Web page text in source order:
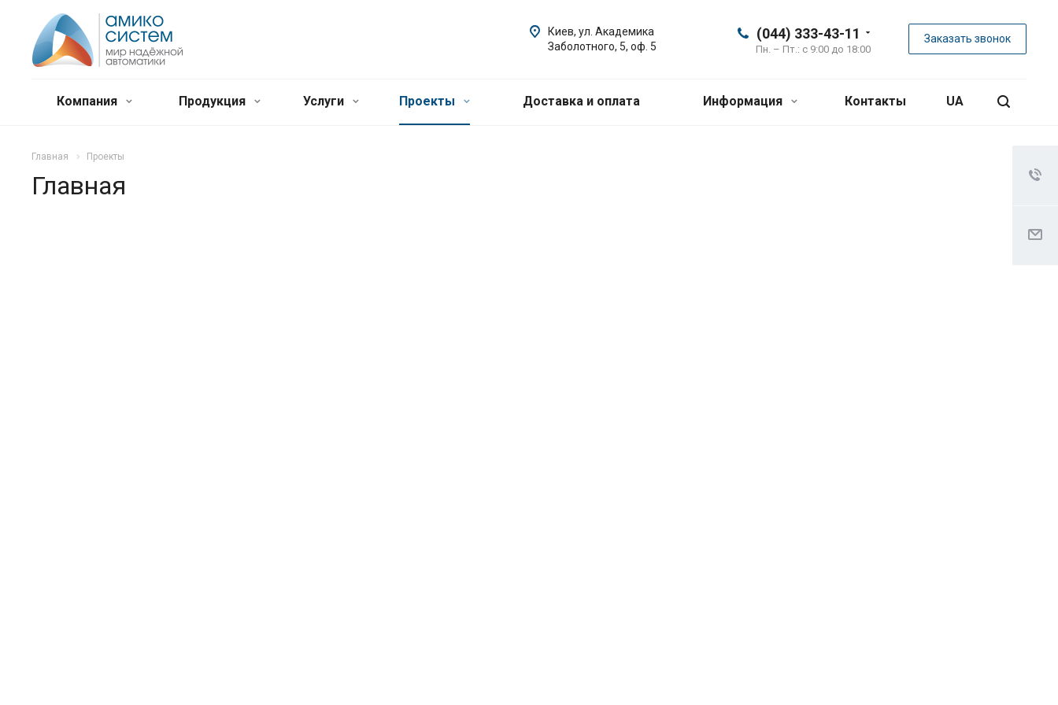
(044) 333-43-11
Пн. – Пт.: с 9:00 до 18:00
Заказать звонок
Киев, ул. Академика
Заболотного, 5, оф. 5
Компания Продукция Услуги Проекты Доставка и оплата Информация Контакты UA
Главная Проекты
Главная